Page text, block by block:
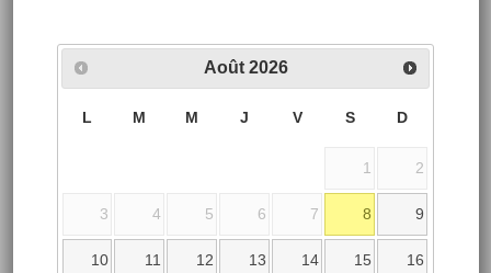
Août 2026
L M M J V S D
1 2
3 4 5 6 7 8 9
10 11 12 13 14 15 16